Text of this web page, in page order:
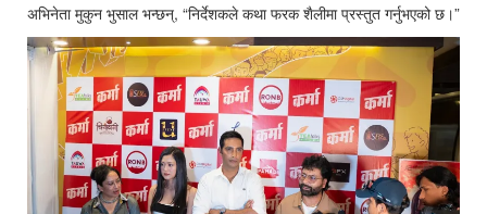
अभिनेता मुकुन भुसाल भन्छन्, “निर्देशकले कथा फरक शैलीमा प्रस्तुत गर्नुभएको छ।”